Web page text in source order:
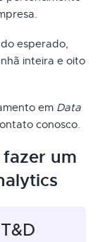
esperado,
inteira e oito
em Data
conosco.
um